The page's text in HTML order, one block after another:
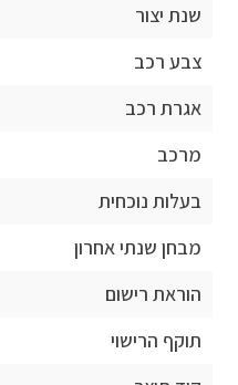
שנת יצור
צבע רכב
אגרת רכב
מרכב
בעלות נוכחית
מבחן שנתי אחרון
הוראת רישום
תוקף הרישוי